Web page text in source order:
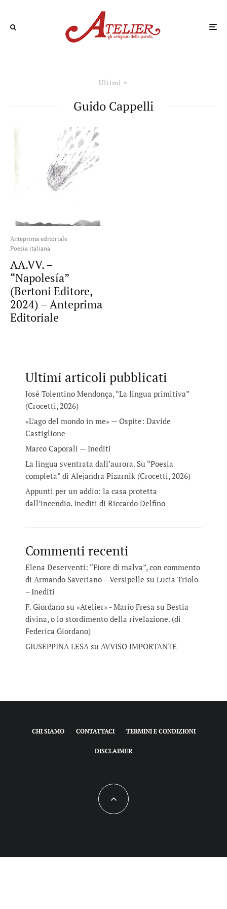
Ultimi
Guido Cappelli
Anteprima editoriale
Poesia italiana
AA.VV. –
“Napolesía”
(Bertoni Editore,
2024) – Anteprima
Editoriale
Ultimi articoli pubblicati
José Tolentino Mendonça, “La lingua primitiva”
(Crocetti, 2026)
«L’ago del mondo in me» — Ospite: Davide
Castiglione
Marco Caporali — Inediti
La lingua sventrata dall’aurora. Su “Poesia
completa” di Alejandra Pizarnik (Crocetti, 2026)
Appunti per un addio: la casa protetta
dall’incendio. Inediti di Riccardo Delfino
Commenti recenti
Elena Deserventi: “Fiore di malva”, con commento
di Armando Saveriano – Versipelle su Lucia Triolo
– Inediti
F. Giordano su «Atelier» - Mario Fresa su Bestia
divina, o lo stordimento della rivelazione. (di
Federica Giordano)
GIUSEPPINA LESAsu AVVISO IMPORTANTE
CHI SIAMO CONTATTACI TERMINI E CONDIZIONI
DISCLAIMER